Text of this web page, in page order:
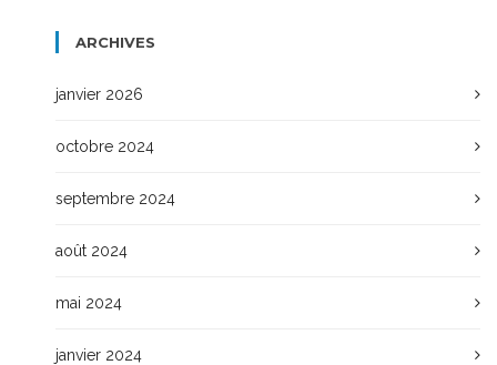
ARCHIVES
janvier 2026
octobre 2024
septembre 2024
août 2024
mai 2024
janvier 2024